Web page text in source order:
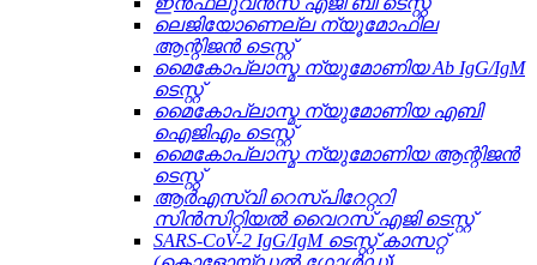
ലെജിയോണെല്ല ന്യൂമോഫില
ആന്റിജൻ ടെസ്റ്റ്
മൈകോപ്ലാസ്മ ന്യുമോണിയ Ab IgG/IgM
ടെസ്റ്റ്
മൈകോപ്ലാസ്മ ന്യുമോണിയ എബി
ഐജിഎം ടെസ്റ്റ്
മൈകോപ്ലാസ്മ ന്യുമോണിയ ആന്റിജൻ
ടെസ്റ്റ്
ആർ‌എസ്‌വി റെസ്പിറേറ്ററി
സിൻസിറ്റിയൽ വൈറസ് എജി ടെസ്റ്റ്
SARS-CoV-2 IgG/IgM ടെസ്റ്റ് കാസറ്റ്